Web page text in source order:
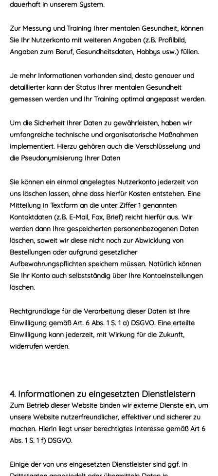
dauerhaft in unserem System.
Zur Messung und Training Ihrer mentalen Gesundheit, können
Sie Ihr Nutzerkonto mit weiteren Angaben (z.B. Profilbild,
Angaben zum Beruf, Gesundheitsdaten, Hobbys usw.) füllen.
Je mehr Informationen vorhanden sind, desto genauer und
detaillierter kann der Status Ihrer mentalen Gesundheit
gemessen werden und Ihr Training optimal angepasst werden.
Um die Sicherheit Ihrer Daten zu gewährleisten, haben wir
umfangreiche technische und organisatorische Maßnahmen
implementiert. Hierzu gehören auch die Verschlüsselung und
die Pseudonymisierung Ihrer Daten
Sie können ein einmal angelegtes Nutzerkonto jederzeit von
uns löschen lassen, ohne dass hierfür Kosten entstehen. Eine
Mitteilung in Textform an die unter Ziffer 1 genannten
Kontaktdaten (z.B. E-Mail, Fax, Brief) reicht hierfür aus. Wir
werden dann Ihre gespeicherten personenbezogenen Daten
löschen, soweit wir diese nicht noch zur Abwicklung von
Bestellungen oder aufgrund gesetzlicher
Aufbewahrungspflichten speichern müssen. Natürlich können
Sie Ihr Konto auch selbstständig über Ihre Kontoeinstellungen
löschen.
Rechtgrundlage für die Verarbeitung dieser Daten ist Ihre
Einwilligung gemäß Art. 6 Abs. 1 S. 1 a) DSGVO. Eine erteilte
Einwilligung kann jederzeit, mit Wirkung für die Zukunft,
widerrufen werden.
4. Informationen zu eingesetzten Dienstleistern
Zum Betrieb dieser Website binden wir externe Dienste ein, um
unsere Website nutzerfreundlicher, effektiver und sicherer zu
machen. Hierin liegt unser berechtigtes Interesse gemäß Art 6
Abs. 1 S. 1 f) DSGVO.
Einige der von uns eingesetzten Dienstleister sind ggf. in